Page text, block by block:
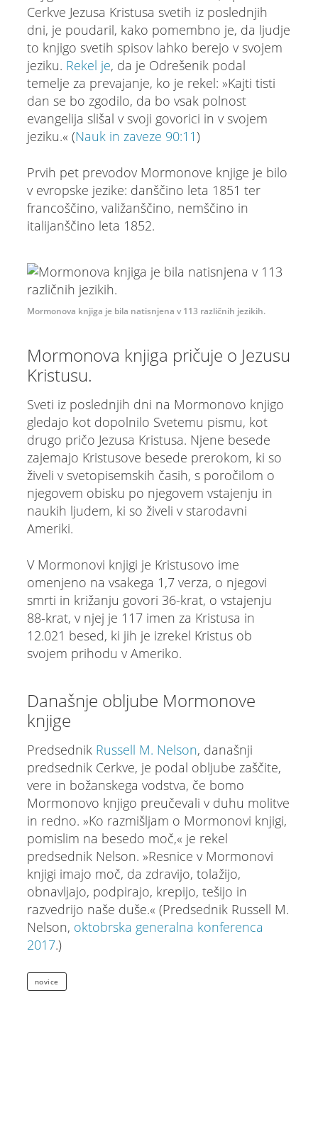
Cerkve Jezusa Kristusa svetih iz poslednjih
dni, je poudaril, kako pomembno je, da ljudje
to knjigo svetih spisov lahko berejo v svojem
jeziku. Rekel je, da je Odrešenik podal
temelje za prevajanje, ko je rekel: »Kajti tisti
dan se bo zgodilo, da bo vsak polnost
evangelija slišal v svoji govorici in v svojem
jeziku.« (Nauk in zaveze 90:11)
Prvih pet prevodov Mormonove knjige je bilo
v evropske jezike: danščino leta 1851 ter
francoščino, valižanščino, nemščino in
italijanščino leta 1852.
Mormonova knjiga je bila natisnjena v 113 različnih jezikih.
Mormonova knjiga pričuje o Jezusu
Kristusu.
Sveti iz poslednjih dni na Mormonovo knjigo
gledajo kot dopolnilo Svetemu pismu, kot
drugo pričo Jezusa Kristusa. Njene besede
zajemajo Kristusove besede prerokom, ki so
živeli v svetopisemskih časih, s poročilom o
njegovem obisku po njegovem vstajenju in
naukih ljudem, ki so živeli v starodavni
Ameriki.
V Mormonovi knjigi je Kristusovo ime
omenjeno na vsakega 1,7 verza, o njegovi
smrti in križanju govori 36-krat, o vstajenju
88-krat, v njej je 117 imen za Kristusa in
12.021 besed, ki jih je izrekel Kristus ob
svojem prihodu v Ameriko.
Današnje obljube Mormonove
knjige
Predsednik Russell M. Nelson, današnji
predsednik Cerkve, je podal obljube zaščite,
vere in božanskega vodstva, če bomo
Mormonovo knjigo preučevali v duhu molitve
in redno. »Ko razmišljam o Mormonovi knjigi,
pomislim na besedo moč,« je rekel
predsednik Nelson. »Resnice v Mormonovi
knjigi imajo moč, da zdravijo, tolažijo,
obnavljajo, podpirajo, krepijo, tešijo in
razvedrijo naše duše.« (Predsednik Russell M.
Nelson, oktobrska generalna konferenca
2017.)
novice